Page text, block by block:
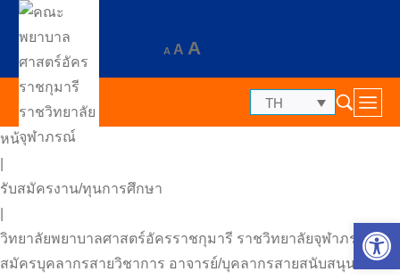
A A A
TH
หน้าแรก
รับสมัครงาน/ทุนการศึกษา
วิทยาลัยพยาบาลศาสตร์อัครราชกุมารี ราชวิทยาลัยจุฬาภรณ์ รับ
สมัครบุคลากรสายวิชาการ อาจารย์/บุคลากรสายสนับสนุน